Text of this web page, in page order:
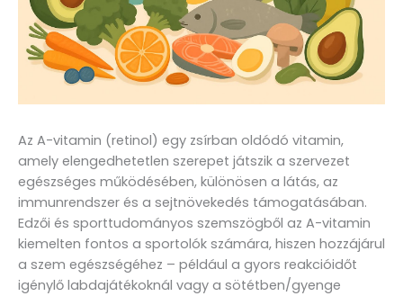
Az A-vitamin (retinol) egy zsírban oldódó vitamin,
amely elengedhetetlen szerepet játszik a szervezet
egészséges működésében, különösen a látás, az
immunrendszer és a sejtnövekedés támogatásában.
Edzői és sporttudományos szemszögből az A-vitamin
kiemelten fontos a sportolók számára, hiszen hozzájárul
a szem egészségéhez – például a gyors reakcióidőt
igénylő labdajátékoknál vagy a sötétben/gyenge